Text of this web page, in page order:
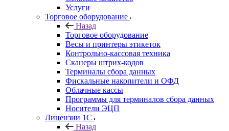
Услуги
Торговое оборудование
Назад
Торговое оборудование
Весы и принтеры этикеток
Контрольно-кассовая техника
Сканеры штрих-кодов
Терминалы сбора данных
Фискальные накопители и ОФД
Облачные кассы
Программы для терминалов сбора данных
Носители ЭЦП
Лицензии 1С
Назад